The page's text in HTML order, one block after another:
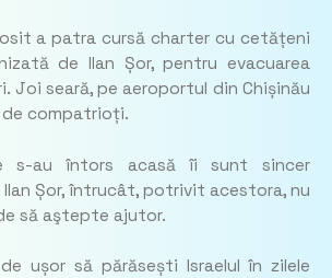
a patra cursă charter cu cetățeni
de Ilan Șor, pentru evacuarea
Joi seară, pe aeroportul din Chișinău
de compatrioți.
s-au întors acasă îi sunt sincer
Șor, întrucât, potrivit acestora, nu
să aştepte ajutor.
ușor să părăsești Israelul în zilele